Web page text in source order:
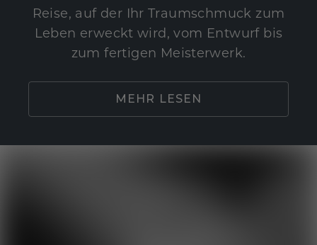
Reise, auf der Ihr Traumschmuck zum
Leben erweckt wird, vom Entwurf bis
zum fertigen Meisterwerk.
MEHR LESEN